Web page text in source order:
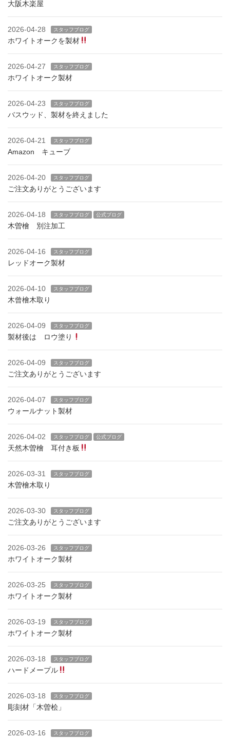
大阪木楽屋
2026-04-28 スタッフブログ
ホワイトオークを製材
2026-04-27 スタッフブログ
ホワイトオーク製材
2026-04-23 スタッフブログ
バスウッド、製材を終えました
2026-04-21 スタッフブログ
Amazon キューブ
2026-04-20 スタッフブログ
ご注文ありがとうございます
2026-04-18 スタッフブログ 公式ブログ
木曽檜 別注加工
2026-04-16 スタッフブログ
レッドオーク製材
2026-04-10 スタッフブログ
木曾檜木取り
2026-04-09 スタッフブログ
製材後は ロウ塗り
2026-04-09 スタッフブログ
ご注文ありがとうございます
2026-04-07 スタッフブログ
ウォールナット製材
2026-04-02 スタッフブログ 公式ブログ
天然木曽檜 耳付き板
2026-03-31 スタッフブログ
木曽檜木取り
2026-03-30 スタッフブログ
ご注文ありがとうございます
2026-03-26 スタッフブログ
ホワイトオーク製材
2026-03-25 スタッフブログ
ホワイトオーク製材
2026-03-19 スタッフブログ
ホワイトオーク製材
2026-03-18 スタッフブログ
ハードメープル
2026-03-18 スタッフブログ
彫刻材「木曽桧」
2026-03-16 スタッフブログ